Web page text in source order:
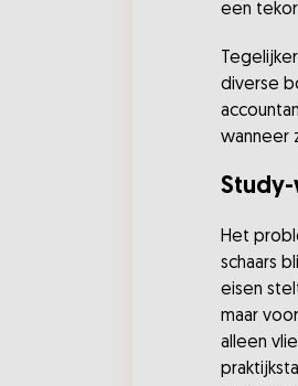
een
diverse
wanneer
Het
schaars
eisen
maar
alleen